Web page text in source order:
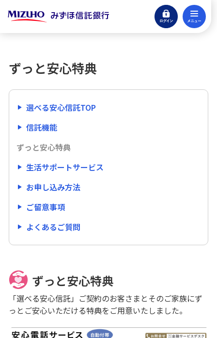
ログイン
閉じる
承継信託商品
信託機能
生活サポートサービス
お申し込み方法
本商品に関するご留意事項
よくあるご質問（Q&A）
財産承継信託（愛称：やすらぎ）
財産承継信託（後見制度支援信託タイプ）
ずっと安心特典
選べる安心信託TOP
信託機能
ずっと安心特典
生活サポートサービス
お申し込み方法
ご留意事項
よくあるご質問
ずっと安心特典
「選べる安心信託」ご契約のお客さまとそのご家族にず
っとご安心いただける特典をご用意いたしました。